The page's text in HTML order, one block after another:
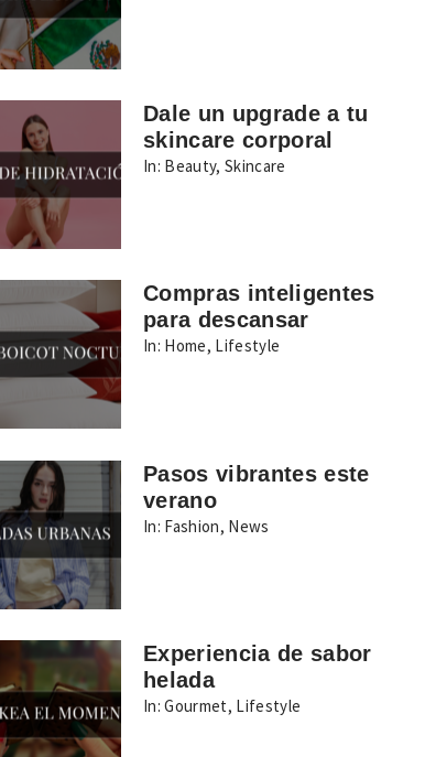
Dale un upgrade a tu
skincare corporal
In: Beauty,Skincare
Compras inteligentes
para descansar
In: Home, Lifestyle
Pasos vibrantes este
verano
In: Fashion, News
Experiencia de sabor
helada
In: Gourmet, Lifestyle